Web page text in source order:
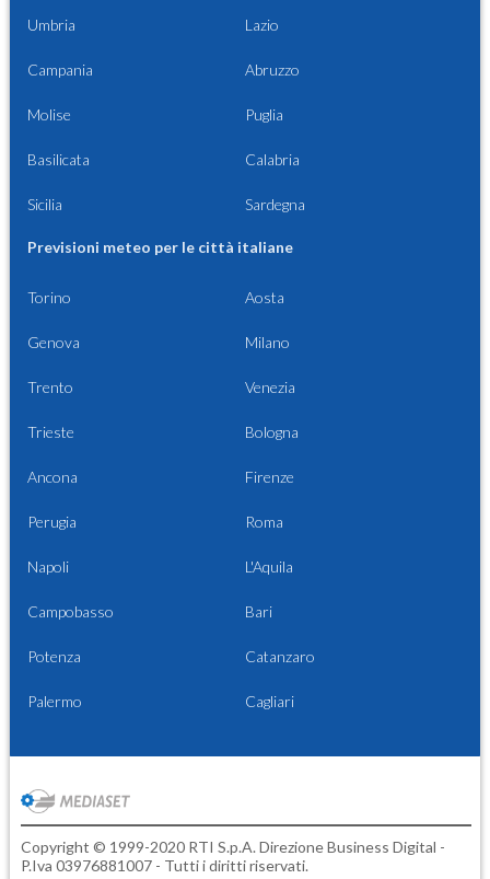
Umbria Lazio
Campania Abruzzo
Molise Puglia
Basilicata Calabria
Sicilia Sardegna
Previsioni meteo per le città italiane
Torino Aosta
Genova Milano
Trento Venezia
Trieste Bologna
Ancona Firenze
Perugia Roma
Napoli L'Aquila
Campobasso Bari
Potenza Catanzaro
Palermo Cagliari
Copyright © 1999-2020 RTI S.p.A. Direzione Business Digital -
P.Iva 03976881007 - Tutti i diritti riservati.